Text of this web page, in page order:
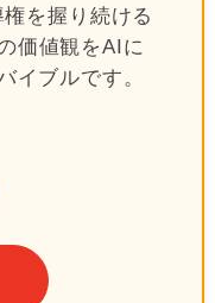
を握り続ける
価値観をAIに
イブルです。